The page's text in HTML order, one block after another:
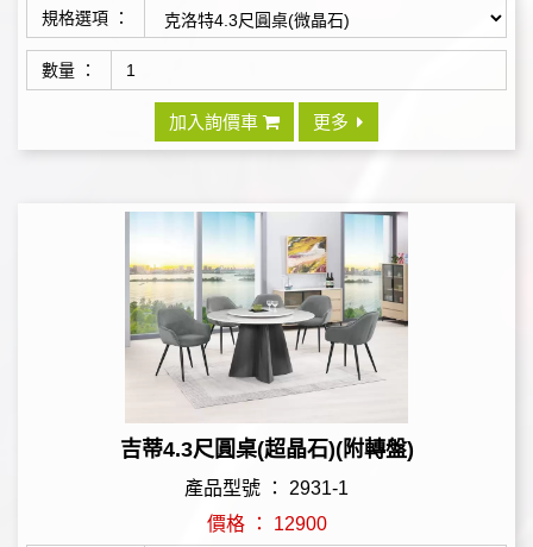
規格選項 ：
數量 ：
加入詢價車 更多
吉蒂4.3尺圓桌(超晶石)(附轉盤)
產品型號 ： 2931-1
價格 ： 12900